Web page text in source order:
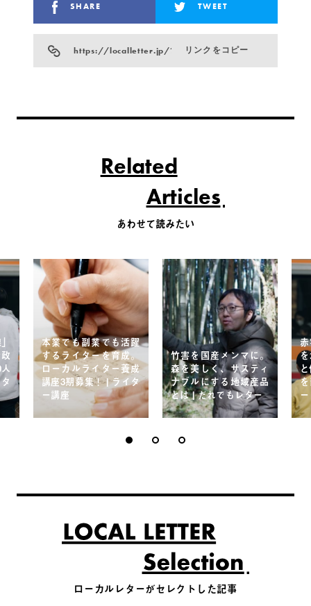
SHARE TWEET
https://localletter.jp/?p=20827リンクをコピー
Related
Articles
あわせて読みたい
本業でも副業でも活躍
するライターを育成。
ローカルライター養成
講座3期募集！ | ライタ
ー講座
竹害を国産メンマに。
森を美しく、サスティ
ナブルにする地域産品
とは | だれでもレター
ー
ローカルレターがセレクトした記事